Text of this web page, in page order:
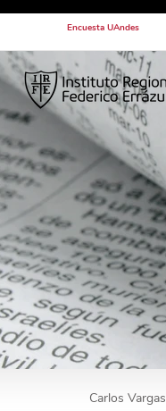
Encuesta UAndes
Carlos Vargas